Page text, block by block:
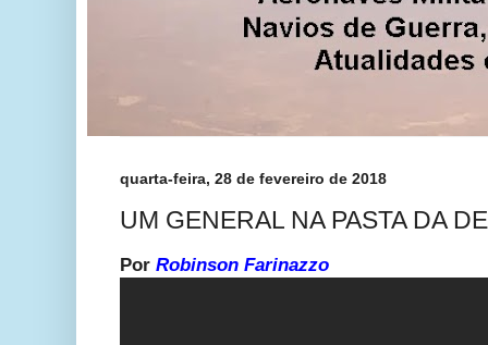
quarta-feira, 28 de fevereiro de 2018
UM GENERAL NA PASTA DA
Por Robinson Farinazzo